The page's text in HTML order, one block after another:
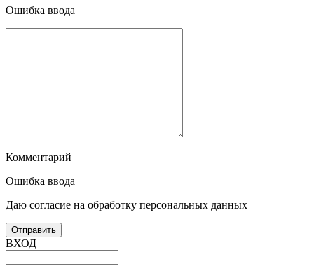
Ошибка ввода
Комментарий
Ошибка ввода
Даю согласие на обработку персональных данных
ВХОД